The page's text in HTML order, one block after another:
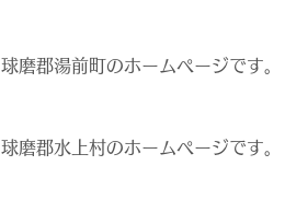
球磨郡湯前町のホームページです。
球磨郡水上村のホームページです。